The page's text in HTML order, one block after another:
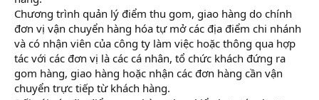
Chương trình quản lý điểm thu gom, giao hàng do chính
đơn vị vận chuyển hàng hóa tự mở các địa điểm chi nhánh
và có nhận viên của công ty làm việc hoặc thông qua hợp
tác với các đơn vị là các cá nhân, tổ chức khách đứng ra
gom hàng, giao hàng hoặc nhận các đơn hàng cần vận
chuyển trực tiếp từ khách hàng.